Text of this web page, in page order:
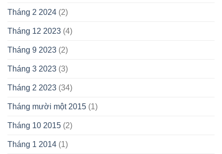
Tháng 2 2024 (2)
Tháng 12 2023 (4)
Tháng 9 2023 (2)
Tháng 3 2023 (3)
Tháng 2 2023 (34)
Tháng mười một 2015 (1)
Tháng 10 2015 (2)
Tháng 1 2014 (1)